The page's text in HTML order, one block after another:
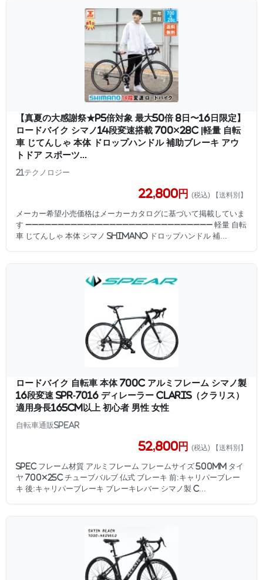
【真夏の大感謝祭★P5倍対象 最大50倍 8日〜16日限定】
ロードバイク シマノ14段変速搭載 700×28c |軽量 自転
車 じてんしゃ 本体 ドロップハンドル 補助ブレーキ アウ
トドア スポーツ...
21テクノロジー
22,800円 (税込) 【送料別】
メーカー希望小売価格はメーカーカタログに基づいて掲載していま
す −−−−−−−−−−−−−−−−−−−−−−−−−−−−− 軽量 自転
車 じてんしゃ 本体 シマノ shimano ドロップハンドル 補...
ロードバイク 自転車 本体 700C アルミフレーム シマノ製
16段変速 SPR-7016 ディレーラー Claris（クラリス）
適用身長165cm以上 初心者 男性 女性
自転車通販SPEAR
52,800円 (税込) 【送料別】
SPEC フレーム材質 アルミフレーム フレームサイズ 500mm タイ
ヤ 700×25c チューブバルブ 仏式 ブレーキ 前:キャリパーブレー
キ 後:キャリパーブレーキ ブレーキレバー シマノ製 C...